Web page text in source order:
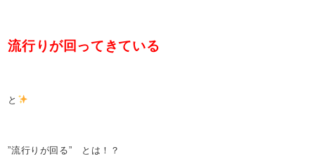
流行りが回ってきている
と
”流行りが回る” とは！？